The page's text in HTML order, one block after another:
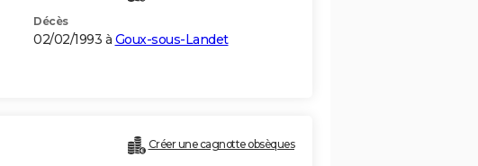
Décès
02/02/1993 à Goux-sous-Landet
Créer une cagnotte obsèques